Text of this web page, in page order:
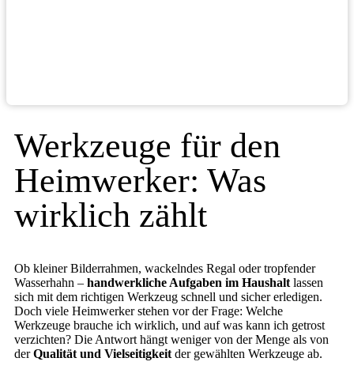
Werkzeuge für den
Heimwerker: Was
wirklich zählt
Ob kleiner Bilderrahmen, wackelndes Regal oder tropfender
Wasserhahn – handwerkliche Aufgaben im Haushalt lassen
sich mit dem richtigen Werkzeug schnell und sicher erledigen.
Doch viele Heimwerker stehen vor der Frage: Welche
Werkzeuge brauche ich wirklich, und auf was kann ich getrost
verzichten? Die Antwort hängt weniger von der Menge als von
derQualität und Vielseitigkeit der gewählten Werkzeuge ab.